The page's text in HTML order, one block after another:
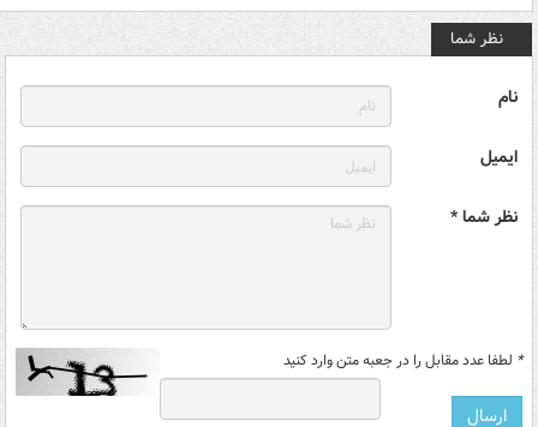
نظر شما
نام
ایمیل
نظر شما *
* لطفا عدد مقابل را در جعبه متن وارد کنید